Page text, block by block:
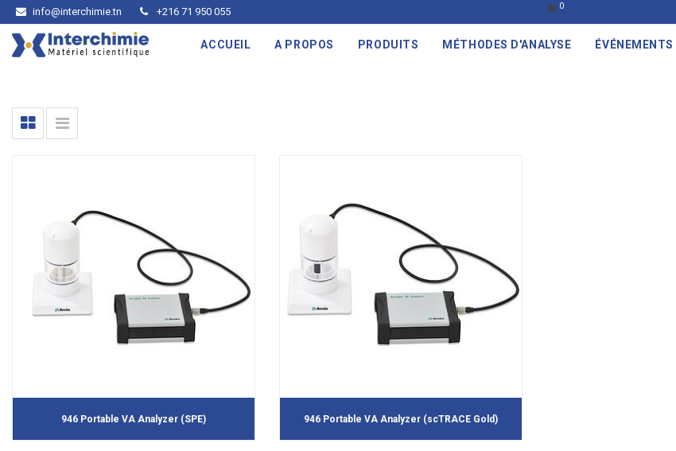
info@interchimie.tn +216 71 950 055 0
ACCUEIL A PROPOS PRODUITS MÉTHODES D'ANALYSE ÉVÉNEMENTS
946 Portable VA Analyzer (SPE) 946 Portable VA Analyzer (scTRACE Gold)